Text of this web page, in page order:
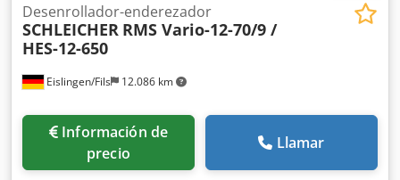
Eislingen/Fils 12.086 km
Desenrollador-enderezador
SCHLEICHER RMS Vario-12-70/9 /
HES-12-650
Información de
precio
Llamar